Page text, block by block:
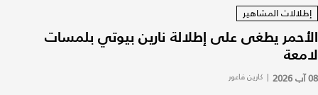
إطلالات المشاهير
الأحمر يطغى على إطلالة نارين بيوتي بلمسات
لامعة
08 آب 2026 | كارين فاعور